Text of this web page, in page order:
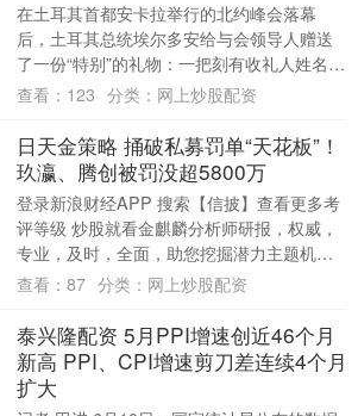
在土耳其首都安卡拉举行的北约峰会落幕
后，土耳其总统埃尔多安给与会领导人赠送
了一份“特别”的礼物：一把刻有收礼人姓名
的“点357马格南”左轮手枪，以及一盒弹药。
查看： 123 分类： 网上炒股配资
日天金策略 捅破私募罚单“天花板”！
玖瀛、腾创被罚没超5800万
登录新浪财经APP 搜索【信披】查看更多考
评等级 炒股就看金麒麟分析师研报，权威，
专业，及时，全面，助您挖掘潜力主题机
会！ 作者 |谢美浴 编辑 | 付影 来源....
查看： 87 分类： 网上炒股配资
泰兴隆配资 5月PPI增速创近46个月
新高 PPI、CPI增速剪刀差连续4个月
扩大